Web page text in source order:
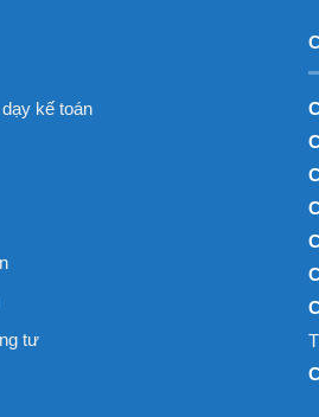
kế toán
tư